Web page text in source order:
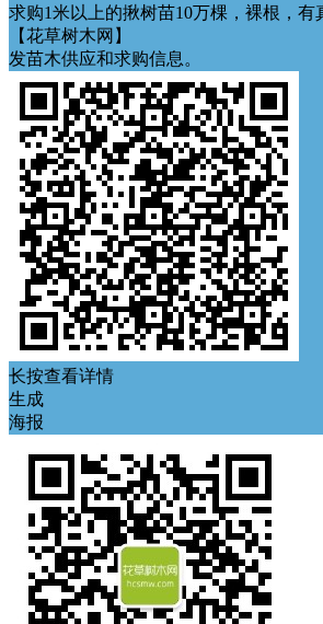
求购1米以上的揪树苗10万棵，裸根，有
【花草树木网】
发苗木供应和求购信息。
长按查看详情
生成
海报